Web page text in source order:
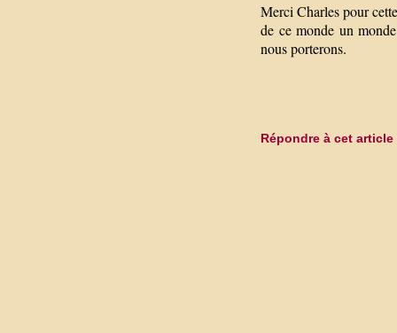
Merci Charles pour
de ce monde un
nous porterons.
Répondre à cet article